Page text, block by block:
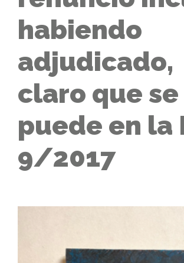
habiendo
adjudicado,
claro que se
puede en la
9/2017